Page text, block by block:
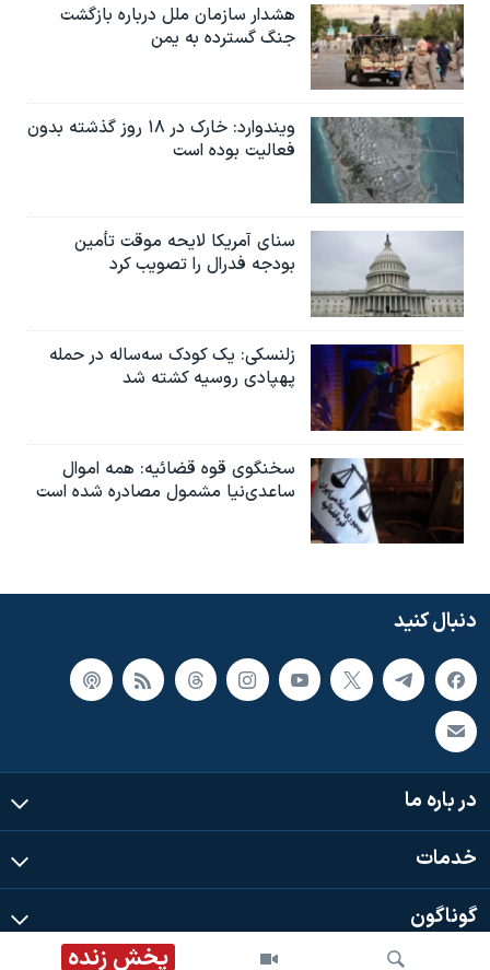
نرگس محمدی برنده جایزه نوبل صلح
همایش محافظه‌کاران آمریکا «سی‌پک»
سفر پرزیدنت ترامپ به چین
پخش زنده
هشدار سازمان ملل درباره بازگشت
جنگ گسترده به یمن
ویندوارد: خارک در ۱۸ روز گذشته بدون
فعالیت بوده است
سنای آمریکا لایحه موقت تأمین
بودجه فدرال را تصویب کرد
زلنسکی: یک کودک سه‌ساله در حمله
پهپادی روسیه کشته شد
سخنگوی قوه قضائیه: همه اموال
ساعدی‌نیا مشمول مصادره شده است
دنبال کنید
در باره ما
خدمات
گوناگون